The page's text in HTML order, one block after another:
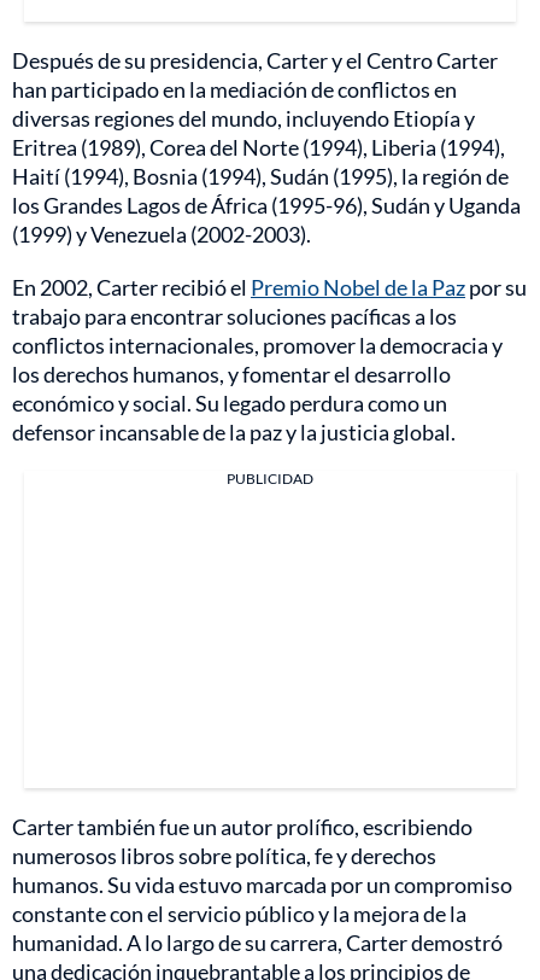
Después de su presidencia, Carter y el Centro Carter
han participado en la mediación de conflictos en
diversas regiones del mundo, incluyendo Etiopía y
Eritrea (1989), Corea del Norte (1994), Liberia (1994),
Haití (1994), Bosnia (1994), Sudán (1995), la región de
los Grandes Lagos de África (1995-96), Sudán y Uganda
(1999) y Venezuela (2002-2003).
En 2002, Carter recibió el Premio Nobel de la Pazpor su
trabajo para encontrar soluciones pacíficas a los
conflictos internacionales, promover la democracia y
los derechos humanos, y fomentar el desarrollo
económico y social. Su legado perdura como un
defensor incansable de la paz y la justicia global.
PUBLICIDAD
Carter también fue un autor prolífico, escribiendo
numerosos libros sobre política, fe y derechos
humanos. Su vida estuvo marcada por un compromiso
constante con el servicio público y la mejora de la
humanidad. A lo largo de su carrera, Carter demostró
una dedicación inquebrantable a los principios de